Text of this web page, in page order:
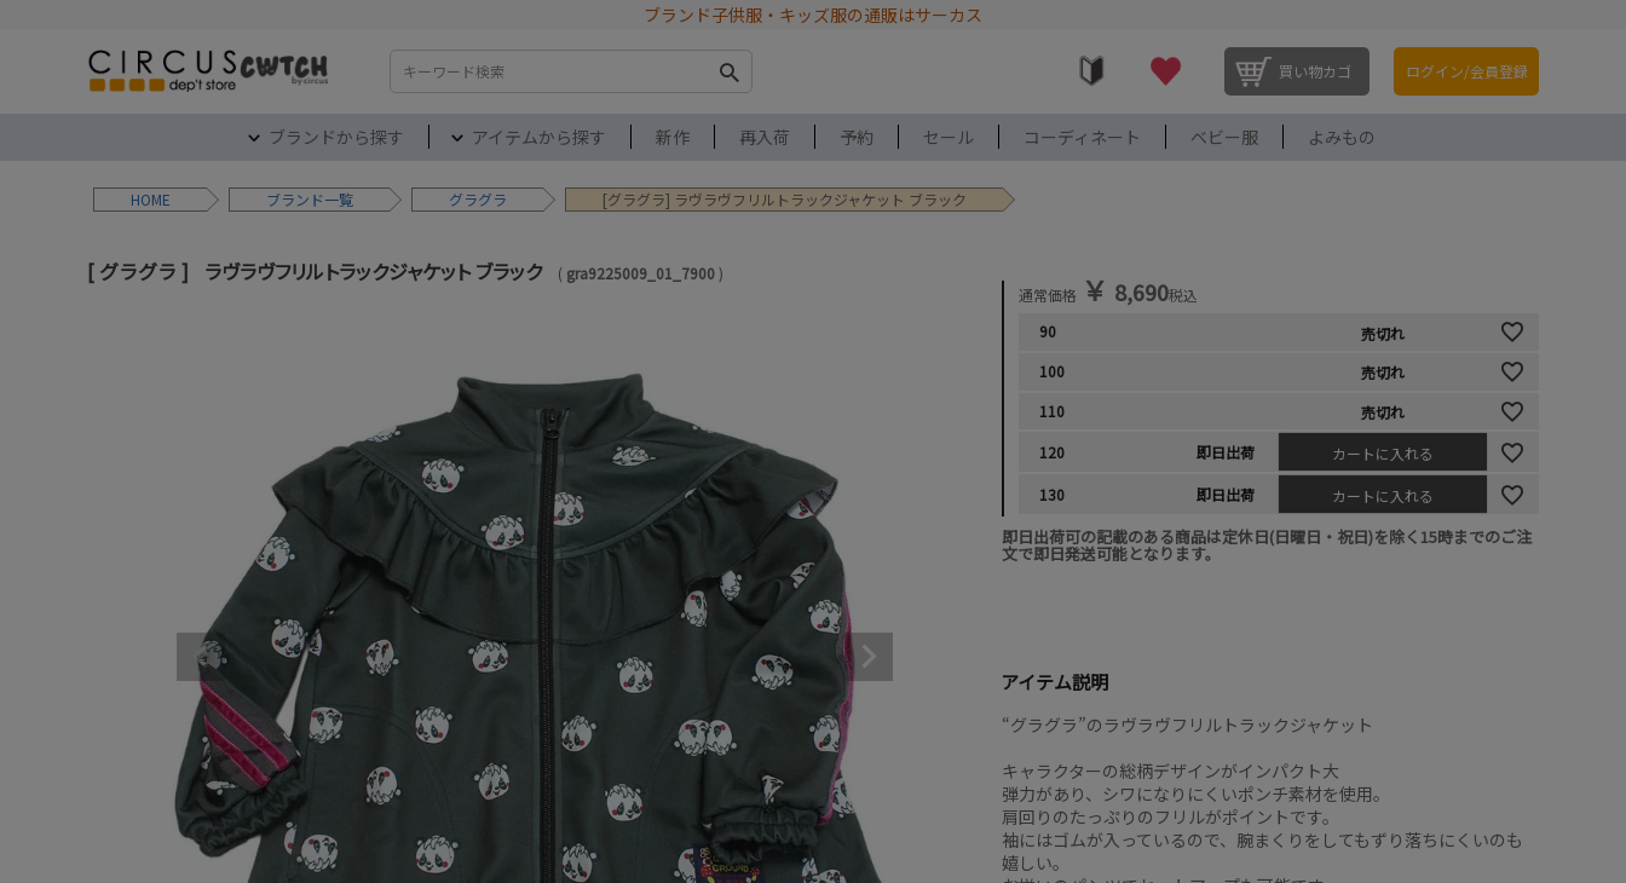
ブランド子供服・キッズ服の通販はサーカス
検索 買い物カゴ ログイン/会員登録
ブランドから探す アイテムから探す 新作 再入荷 予約 セール コーディネート ベビー服 よみもの
HOME ブランド グラグラ [グラグラ] ラヴラヴフリルトラックジャケット ブラック
グラグラ ラヴラヴフリルトラックジャケット ブラック gra9225009_01_7900
通常価格 ￥ 8,690税込
90
売切れ
100
売切れ
110
売切れ
120
即日出荷
カートに入れる
130
即日出荷 カートに入れる
即日出荷可の記載のある商品は定休日(日曜日・祝日)を除く15時までのご注
文で即日発送可能となります。
アイテム説明
“グラグラ”のラヴラヴフリルトラックジャケット
キャラクターの総柄デザインがインパクト大
弾力があり、シワになりにくいポンチ素材を使用。
肩回りのたっぷりのフリルがポイントです。
袖にはゴムが入っているので、腕まくりをしてもずり落ちにくいのも
嬉しい。